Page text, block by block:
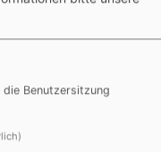
St.
Benutzersitzung